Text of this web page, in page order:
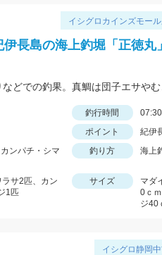
イシグロカインズモー
長島の海上釣堀「正徳丸
釣行時間
ポイント
紀伊
ンパチ・シマ
釣り方 海上
サ2匹、カン
1匹
サイズ
マダ
0ｃ
ジ40
イシグロ静岡